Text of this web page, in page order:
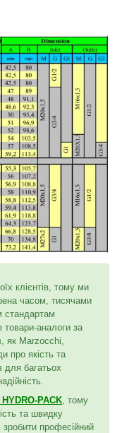
клієнтів, тому ми
часом, тисячами
стандартам
товари-аналоги за
як Marzocchi,
про якість та
для багатьох
PACK , тому
та швидку
зробити професійний